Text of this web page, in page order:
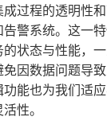
过程的透明性
警系统。这一
状态与性能，
因数据问题导
能也为我们适
性。